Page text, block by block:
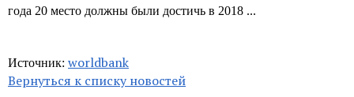
года 20 место должны были достичь в 2018 ...
Источник: worldbank
Вернуться к списку новостей